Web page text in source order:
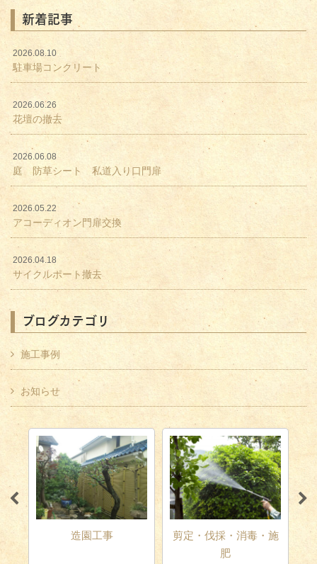
新着記事
2026.08.10
駐車場コンクリート
2026.06.26
花壇の撤去
2026.06.08
庭 防草シート 私道入り口門扉
2026.05.22
アコーディオン門扉交換
2026.04.18
サイクルポート撤去
ブログカテゴリ
施工事例
お知らせ
造園工事
剪定・伐採・消毒・施
肥